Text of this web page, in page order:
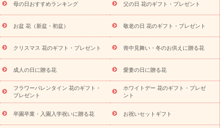
供え・お悔やみ商品一覧
お供え・お悔やみの花
四十九日法要以
降に贈る花
通夜・葬儀に贈る花
お供え お花とセットギフト
お供え プリザーブドフラワー
ペットのお供えフラワー
お盆（新
盆・初盆）
その他 お祝い返し お見舞い
お取り寄せギフト
ビジネス用
ご自宅用 観葉植物 ミディ胡蝶蘭
プリザーブ
ドフラワー
スタイルから探す アレンジメント 花束
スタ
ンド花
お祝い お供え・お悔やみ 胡蝶蘭 胡蝶蘭・花鉢
ディ胡蝶蘭・お祝い
ミディ胡蝶蘭・お供え
世界初の青色胡蝶蘭
観葉植物
観葉植物 産直多肉植物
プリザーブドフラワー
お祝い
お供え・お悔やみ 花とセットギフト
セミオーダー
プチギフト（hanamore -ハナモア-）
花とみどりのeギフト
キューピットのeGfit
カラー ピンク イエローオレンジ
レッ
母の日おすすめランキング 父の日 花のギフト・プレゼント
お盆 花（新盆・初盆） 敬老の日 花のギフト・プレゼント
クリスマス 花のギフト・プレゼント 喪中見舞い・冬のお供えに贈る花
成人の日に贈る花 愛妻の日に贈る花
フラワーバレンタイン 花のギフト・
プレゼント
ホワイトデー 花のギフト・プレゼ
ント
卒園卒業・入園入学祝いに贈る花 お祝いセットギフト